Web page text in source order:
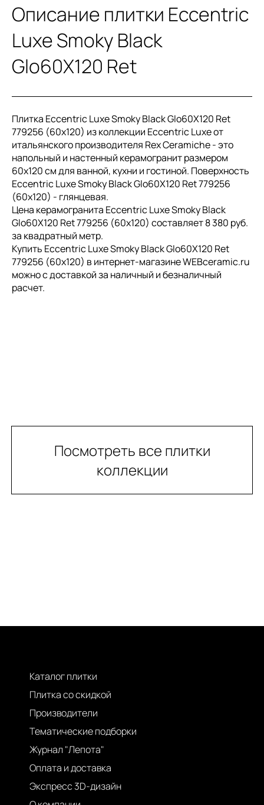
Описание плитки Eccentric
Luxe Smoky Black
Glo60X120 Ret
Плитка Eccentric Luxe Smoky Black Glo60X120 Ret
779256 (60x120) из коллекции Eccentric Luxe от
итальянского производителя Rex Ceramiche - это
напольный и настенный керамогранит размером
60x120 см для ванной, кухни и гостиной. Поверхность
Eccentric Luxe Smoky Black Glo60X120 Ret 779256
(60x120) - глянцевая.
Цена керамогранита Eccentric Luxe Smoky Black
Glo60X120 Ret 779256 (60x120) составляет 8 380 руб.
за квадратный метр.
Купить Eccentric Luxe Smoky Black Glo60X120 Ret
779256 (60x120) в интернет-магазине WEBceramic.ru
можно с доставкой за наличный и безналичный
расчет.
Посмотреть все плитки
коллекции
Каталог плитки
Плитка со скидкой
Производители
Тематические подборки
Журнал "Лепота"
Оплата и доставка
Экспресс 3D-дизайн